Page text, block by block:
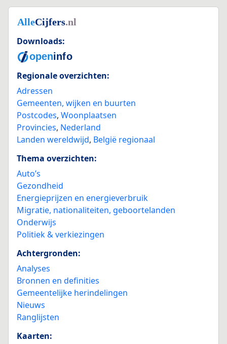
Downloads:
Regionale overzichten:
Adressen
Gemeenten, wijken en buurten
Postcodes, Woonplaatsen
Provincies, Nederland
Landen wereldwijd, België regionaal
Thema overzichten:
Auto’s
Gezondheid
Energieprijzen en energieverbruik
Migratie, nationaliteiten, geboortelanden
Onderwijs
Politiek & verkiezingen
Achtergronden:
Analyses
Bronnen en definities
Gemeentelijke herindelingen
Nieuws
Ranglijsten
Kaarten: